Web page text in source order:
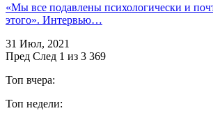
«Мы все подавлены психологически и
этого». Интервью…
31 Июл, 2021
Пред След 1 из 3 369
Топ вчера:
Топ недели: